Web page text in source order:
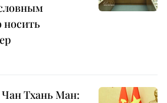
Тхань Ман: